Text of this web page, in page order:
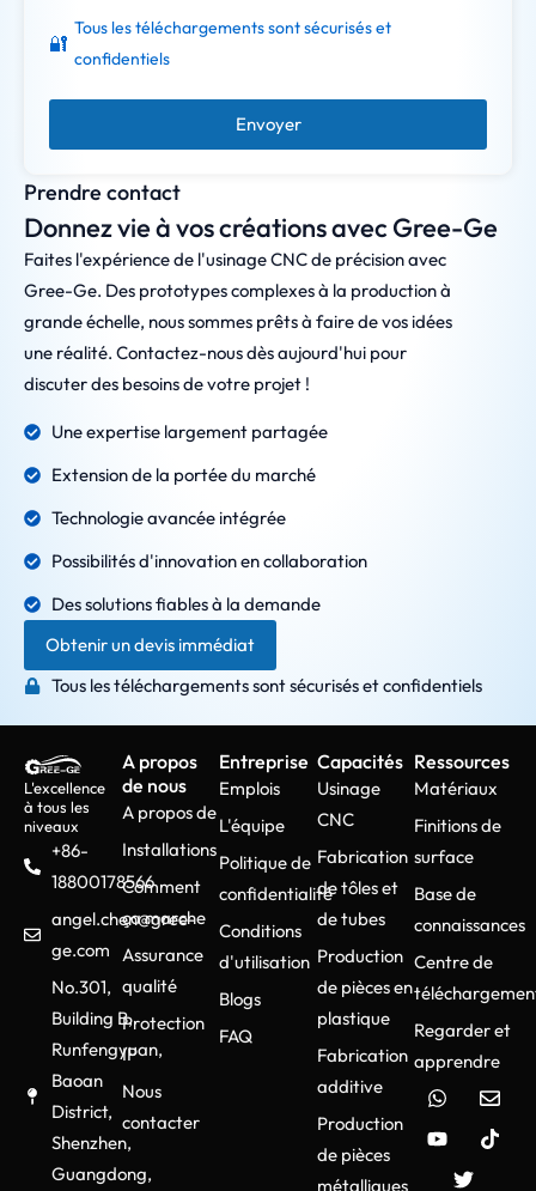
Prendre contact
Donnez vie à vos créations avec Gree-Ge
Faites l'expérience de l'usinage CNC de précision avec
Gree-Ge. Des prototypes complexes à la production à
grande échelle, nous sommes prêts à faire de vos idées
une réalité. Contactez-nous dès aujourd'hui pour
discuter des besoins de votre projet !
Une expertise largement partagée
Extension de la portée du marché
Technologie avancée intégrée
Possibilités d'innovation en collaboration
Des solutions fiables à la demande
Obtenir un devis immédiat
Tous les téléchargements sont sécurisés et confidentiels
🔐
Tous les téléchargements sont sécurisés et
confidentiels
Envoyer
L'excellence
à tous les
niveaux
+86-
18800178566
angel.chen@gree-
ge.com
No.301,
Building B,
Runfengyuan,
Baoan
District,
Shenzhen,
Guangdong,
A propos
de nous
A propos de
Installations
Comment
ça marche
Assurance
qualité
Protection
IP
Nous
contacter
Entreprise
Emplois
L'équipe
Politique de
confidentialité
Conditions
d'utilisation
Blogs
FAQ
Capacités
Usinage
CNC
Fabrication
de tôles et
de tubes
Production
de pièces en
plastique
Fabrication
additive
Production
de pièces
métalliques
Ressources
Matériaux
Finitions de
surface
Base de
connaissances
Centre de
Regarder et
apprendre